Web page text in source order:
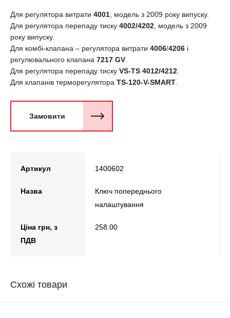
Для регулятора витрати 4001 , модель з 2009 року випуску.
Для регулятора перепаду тиску 4002/4202 , модель з 2009
року випуску.
Для комбі-клапана – регулятора витрати 4006/4206 i
регулювального клапана 7217 GV
Для регулятора перепаду тиску VS-TS 4012/4212
Для клапанів терморегулятора TS-120-V-SMART
Замовити
Артикул 1400602
Назва
Ключ попереднього
налаштування
Ціна грн, з
ПДВ
258.00
Схожі товари